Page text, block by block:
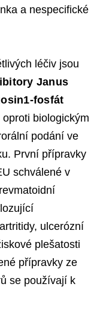
a nespecifické
léčiv jsou
Janus
fosfát
biologickým
podání ve
První přípravky
schválené v
ulcerózní
plešatosti
přípravky ze
se používají k